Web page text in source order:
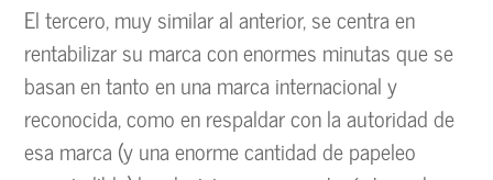
El tercero, muy similar al anterior, se centra en
rentabilizar su marca con enormes minutas que se
basan en tanto en una marca internacional y
reconocida, como en respaldar con la autoridad de
esa marca (y una enorme cantidad de papeleo